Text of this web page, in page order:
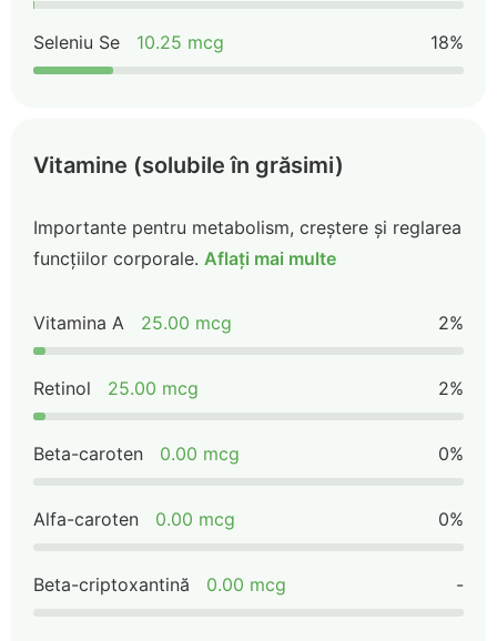
Seleniu Se 10.25 mcg 18%
Vitamine (solubile în grăsimi)
Importante pentru metabolism, creștere și reglarea
funcțiilor corporale. Aflați mai multe
Vitamina A 25.00 mcg 2%
Retinol 25.00 mcg 2%
Beta-caroten 0.00 mcg 0%
Alfa-caroten 0.00 mcg 0%
Beta-criptoxantină 0.00 mcg -